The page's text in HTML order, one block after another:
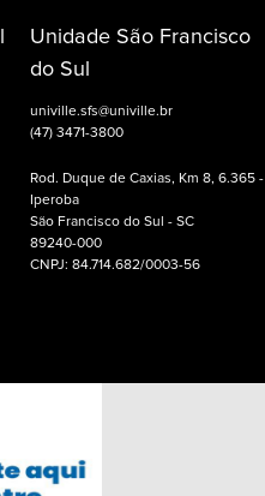
Unidade São Francisco
do Sul
univille.sfs@univille.br
(47) 3471-3800
Rod. Duque de Caxias, Km 8, 6.365 -
Iperoba
São Francisco do Sul - SC
89240-000
CNPJ: 84.714.682/0003-56